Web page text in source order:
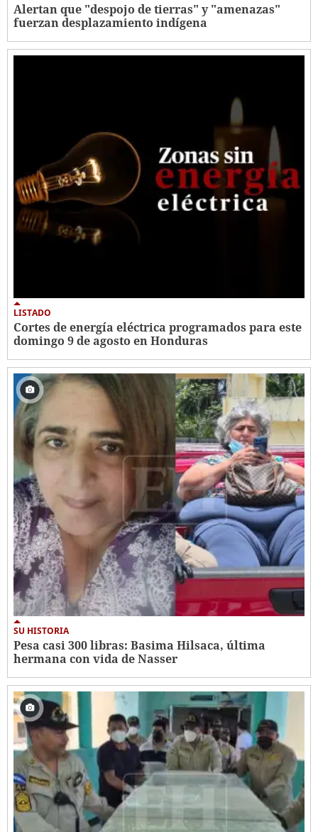
Alertan que "despojo de tierras" y "amenazas"
fuerzan desplazamiento indígena
LISTADO
Cortes de energía eléctrica programados para este
domingo 9 de agosto en Honduras
SU HISTORIA
Pesa casi 300 libras: Basima Hilsaca, última
hermana con vida de Nasser